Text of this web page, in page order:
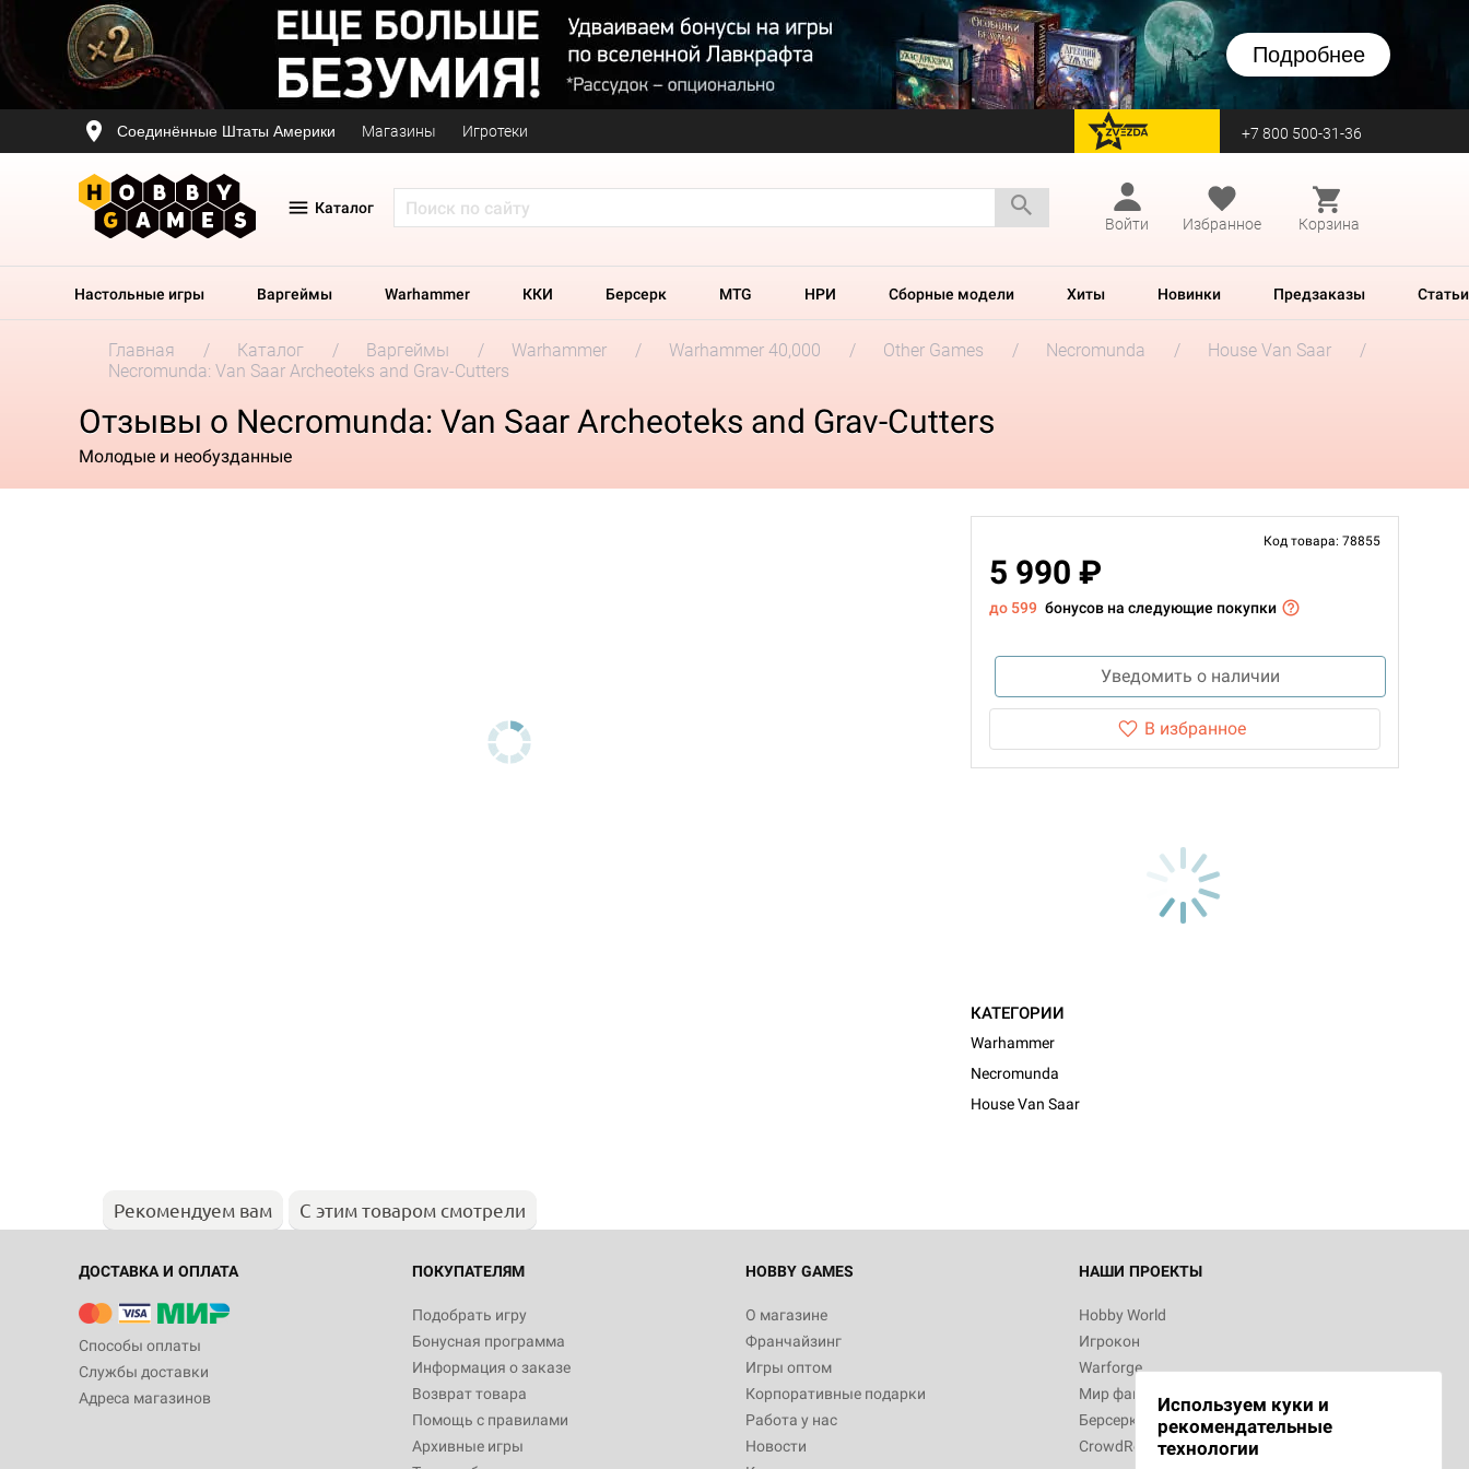
Подробнее
Соединённые Штаты Америки Магазины Игротеки перейти на Zvezda +7 800 500-31-36
Каталог
Войти
Избранное Корзина
Настольные игры Варгеймы Warhammer ККИ Берсерк MTG НРИ Сборные модели Хиты Новинки Предзаказы Статьи
Главная Каталог Варгеймы Warhammer Warhammer 40,000 Other Games Necromunda
House Van Saar
Necromunda: Van Saar Archeoteks and Grav-Cutters
Отзывы о Necromunda: Van Saar Archeoteks and Grav-Cutters
Молодые и необузданные
Код товара: 78855
5 990 ₽
до 599 бонусов на следующие покупки
Уведомить о наличии
В избранное
КАТЕГОРИИ
Warhammer
Necromunda
House Van Saar
Рекомендуем вам С этим товаром смотрели
ДОСТАВКА И ОПЛАТА
Способы оплаты
Службы доставки
Адреса магазинов
ПОКУПАТЕЛЯМ
Подобрать игру
Бонусная программа
Информация о заказе
Возврат товара
Помощь с правилами
Архивные игры
HOBBY GAMES
О магазине
Франчайзинг
Игры оптом
Корпоративные подарки
Работа у нас
Новости
НАШИ ПРОЕКТЫ
Hobby World
Игрокон
Warforge
Мир фантастики
Берсерк
CrowdRepublic
Используем куки и
рекомендательные
технологии